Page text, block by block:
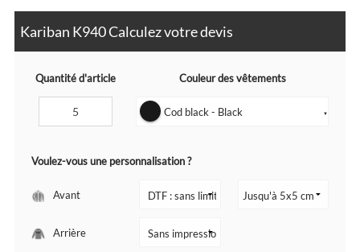
Kariban K940 Calculez votre devis
Quantité d'article Couleur des vêtements
Cod black - Black ▼
Voulez-vous une personnalisation ?
Avant
Arrière